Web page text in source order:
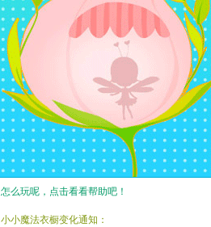
怎么玩呢，点击看看帮助吧！
小小魔法衣橱变化通知：